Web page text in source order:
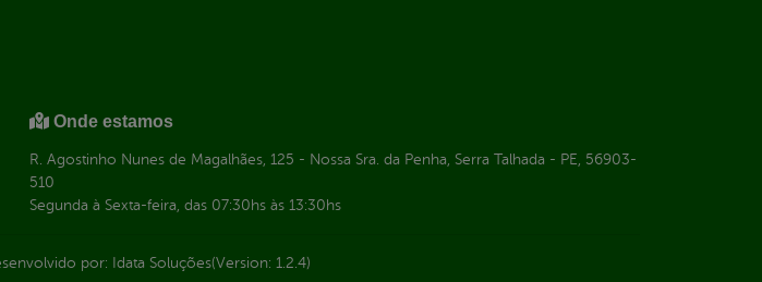
Onde estamos
R. Agostinho Nunes de Magalhães, 125 - Nossa Sra. da Penha, Serra Talhada - PE, 56903-
510
Segunda à Sexta-feira, das 07:30hs às 13:30hs
por: Idata Soluções(Version: 1.2.4)